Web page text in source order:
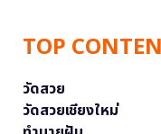
TOP
วัดสวย
วัดสวยเชียงใหม่